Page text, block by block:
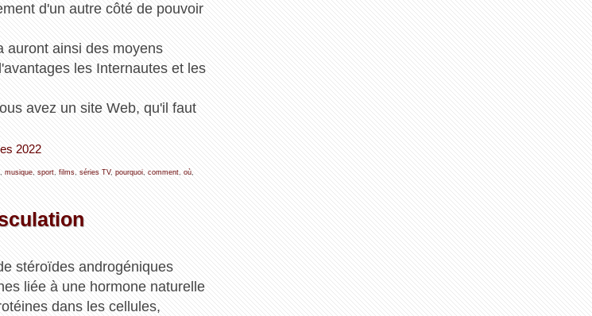
d'un autre côté de pouvoir
auront ainsi des moyens
les Internautes et les
avez un site Web, qu'il faut
2022
, musique, sport, films, séries TV, pourquoi, comment, où,
stéroïdes androgéniques
liée à une hormone naturelle
dans les cellules,